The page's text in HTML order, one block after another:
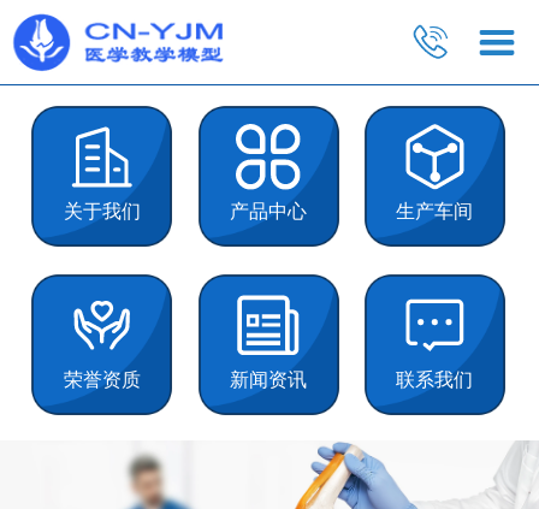
关于我们 产品中心 生产车间
荣誉资质 新闻资讯 联系我们